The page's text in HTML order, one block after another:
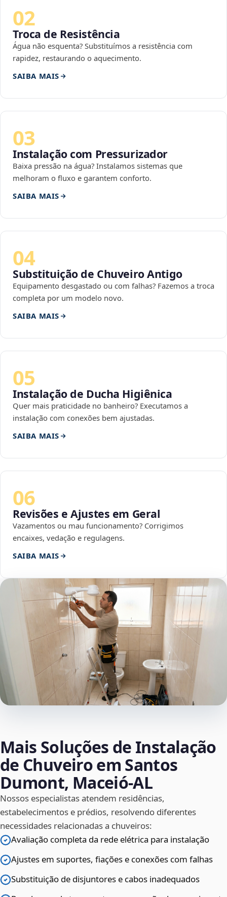
02
Troca de Resistência
Água não esquenta? Substituímos a resistência com
rapidez, restaurando o aquecimento.
SAIBA MAIS
03
Instalação com Pressurizador
Baixa pressão na água? Instalamos sistemas que
melhoram o fluxo e garantem conforto.
SAIBA MAIS
04
Substituição de Chuveiro Antigo
Equipamento desgastado ou com falhas? Fazemos a troca
completa por um modelo novo.
SAIBA MAIS
05
Instalação de Ducha Higiênica
Quer mais praticidade no banheiro? Executamos a
instalação com conexões bem ajustadas.
SAIBA MAIS
06
Revisões e Ajustes em Geral
Vazamentos ou mau funcionamento? Corrigimos
encaixes, vedação e regulagens.
SAIBA MAIS
Mais Soluções de Instalação
de Chuveiro em Santos
Dumont, Maceió‑AL
Nossos especialistas atendem residências,
estabelecimentos e prédios, resolvendo diferentes
necessidades relacionadas a chuveiros:
Avaliação completa da rede elétrica para instalação
Ajustes em suportes, fiações e conexões com falhas
Substituição de disjuntores e cabos inadequados